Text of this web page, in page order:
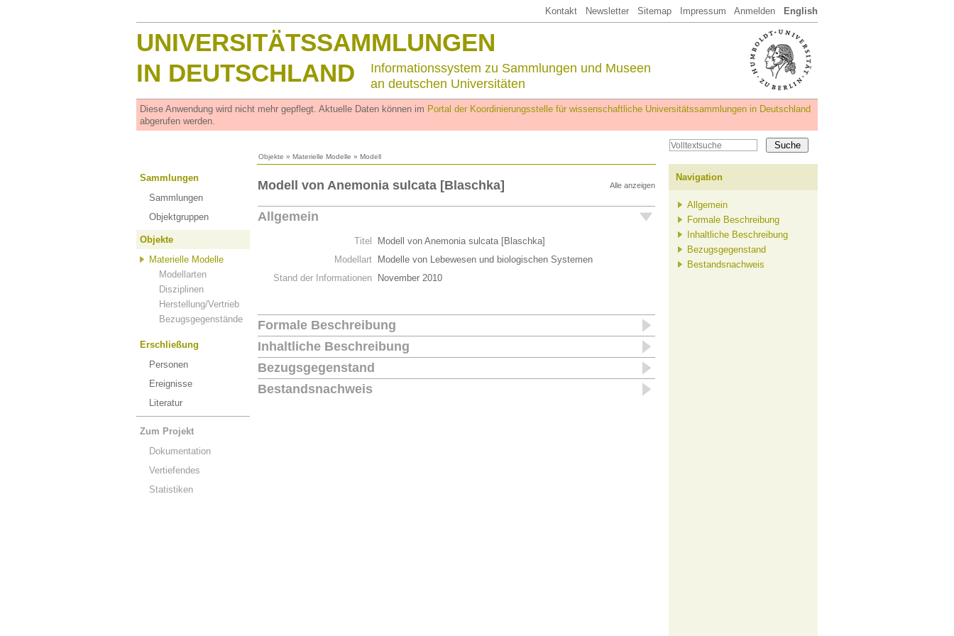
Kontakt Newsletter Sitemap Impressum Anmelden English
UNIVERSITÄTSSAMMLUNGEN
IN DEUTSCHLAND
Informationssystem zu Sammlungen und Museen
an deutschen Universitäten
Diese Anwendung wird nicht mehr gepflegt. Aktuelle Daten können im Portal der Koordinierungsstelle für wissenschaftliche Universitätssammlungen in Deutschland
abgerufen werden.
Objekte » Materielle Modelle » Modell
Sammlungen
Sammlungen
Objektgruppen
Objekte
Materielle Modelle
Modellarten
Disziplinen
Herstellung/Vertrieb
Bezugsgegenstände
Erschließung
Personen
Ereignisse
Literatur
Zum Projekt
Dokumentation
Vertiefendes
Statistiken
Alle anzeigen
Modell von Anemonia sulcata [Blaschka]
Allgemein
Titel
Modell von Anemonia sulcata [Blaschka]
Modellart
Modelle von Lebewesen und biologischen Systemen
Stand der Informationen
November 2010
Formale Beschreibung
Inhaltliche Beschreibung
Bezugsgegenstand
Bestandsnachweis
Navigation
Allgemein
Formale Beschreibung
Inhaltliche Beschreibung
Bezugsgegenstand
Bestandsnachweis